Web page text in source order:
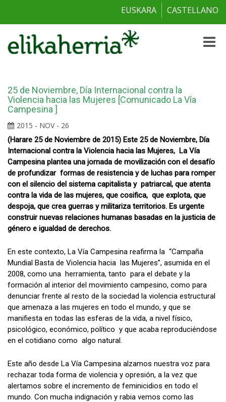
EUSKARA CASTELLANO
Toggle
25 de Noviembre, Día Internacional contra la
Violencia hacia las Mujeres [Comunicado La Vía
Campesina ]
2015 - NOV - 26
(Harare 25 de Noviembre de 2015) Este 25 de Noviembre, Día
Internacional contra la Violencia hacia las Mujeres, La Vía
Campesina plantea una jornada de movilización con el desafío
de profundizar formas de resistencia y de luchas para romper
con el silencio del sistema capitalista y patriarcal, que atenta
contra la vida de las mujeres, que cosifica, que explota, que
despoja, que crea guerras y militariza territorios. Es urgente
construir nuevas relaciones humanas basadas en la justicia de
género e igualdad de derechos.
En este contexto, La Vía Campesina reafirma la “Campaña
Mundial Basta de Violencia hacia las Mujeres”, asumida en el
2008, como una herramienta, tanto para el debate y la
formación al interior del movimiento campesino, como para
denunciar frente al resto de la sociedad la violencia estructural
que amenaza a las mujeres en todo el mundo, y que se
manifiesta en todas las esferas de la vida, a nivel físico,
psicológico, económico, político y que acaba reproduciéndose
en el cotidiano como algo natural.
Este año desde La Vía Campesina alzamos nuestra voz para
rechazar toda forma de violencia y opresión, a la vez que
alertamos sobre el incremento de feminicidios en todo el
mundo. Con mucha indignación y rabia vemos como las